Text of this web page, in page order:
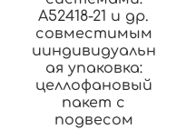
A52418-21 и др.
совместимым
ииндивидуальн
ая упаковка:
целлофановый
пакет с
подвесом